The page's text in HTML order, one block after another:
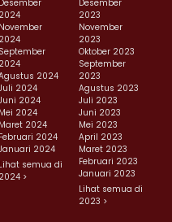
Desember
2024
November
2024
September
2024
2024
2024
2024
Mei 2024
Maret 2024
Februari 2024
2024
Lihat semua di
2024 >
Desember
2023
November
2023
Oktober 2023
September
2023
Agustus 2023
Juli 2023
Juni 2023
Mei 2023
April 2023
Maret 2023
Februari 2023
Januari 2023
Lihat semua di
2023 >